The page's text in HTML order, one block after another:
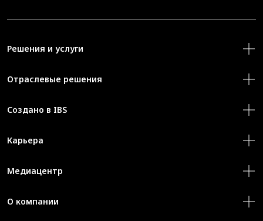
Решения и услуги
Отраслевые решения
Создано в IBS
Карьера
Медиацентр
О компании